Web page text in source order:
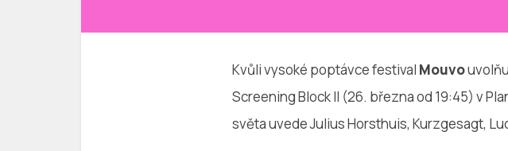
Kvůli vysoké poptávce festival Mouvo
Screening Block II (26. března od 19:45) v
světa uvede Julius Horsthuis, Kurzgesagt,